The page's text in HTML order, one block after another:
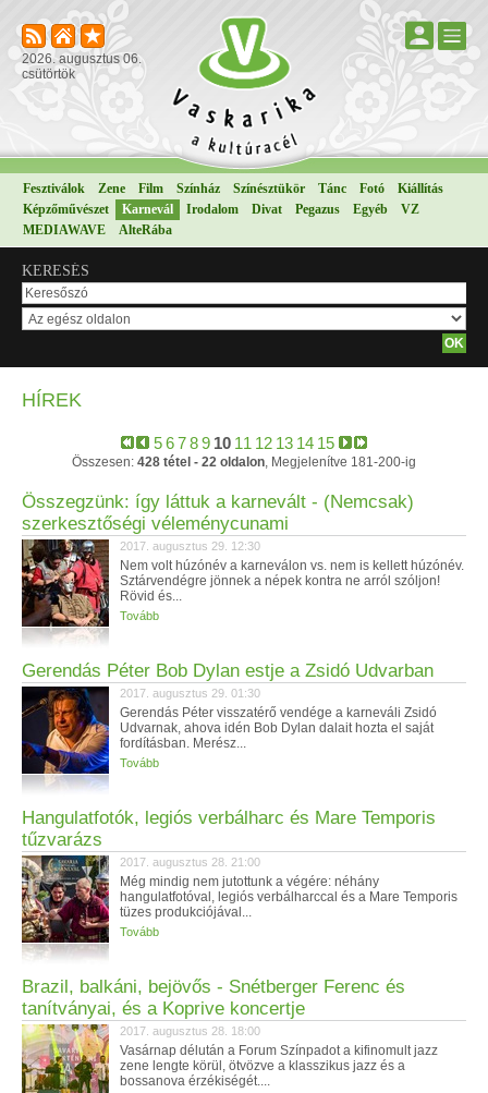
2026. augusztus 06.
csütörtök
Fesztiválok Zene Film Színház Színésztükör Tánc Fotó
Kiállítás
Képzőművészet
Karnevál Irodalom Divat Pegazus Egyéb
VZ
MEDIAWAVE
AlteRába
KERESÉS
HÍREK
56789 10 11 12 13 14 15
Összesen: 428 tétel - 22 oldalon, Megjelenítve 181-200-ig
Összegzünk: így láttuk a karnevált - (Nemcsak)
szerkesztőségi véleménycunami
2017. augusztus 29. 12:30
Nem volt húzónév a karneválon vs. nem is kellett húzónév.
Sztárvendégre jönnek a népek kontra ne arról szóljon!
Rövid és...
Tovább
Gerendás Péter Bob Dylan estje a Zsidó Udvarban
2017. augusztus 29. 01:30
Gerendás Péter visszatérő vendége a karneváli Zsidó
Udvarnak, ahova idén Bob Dylan dalait hozta el saját
fordításban. Merész...
Tovább
Hangulatfotók, legiós verbálharc és Mare Temporis
tűzvarázs
2017. augusztus 28. 21:00
Még mindig nem jutottunk a végére: néhány
hangulatfotóval, legiós verbálharccal és a Mare Temporis
tüzes produkciójával...
Tovább
Brazil, balkáni, bejövős - Snétberger Ferenc és
tanítványai, és a Koprive koncertje
2017. augusztus 28. 18:00
Vasárnap délután a Forum Színpadot a kifinomult jazz
zene lengte körül, ötvözve a klasszikus jazz és a
bossanova érzékiségét....